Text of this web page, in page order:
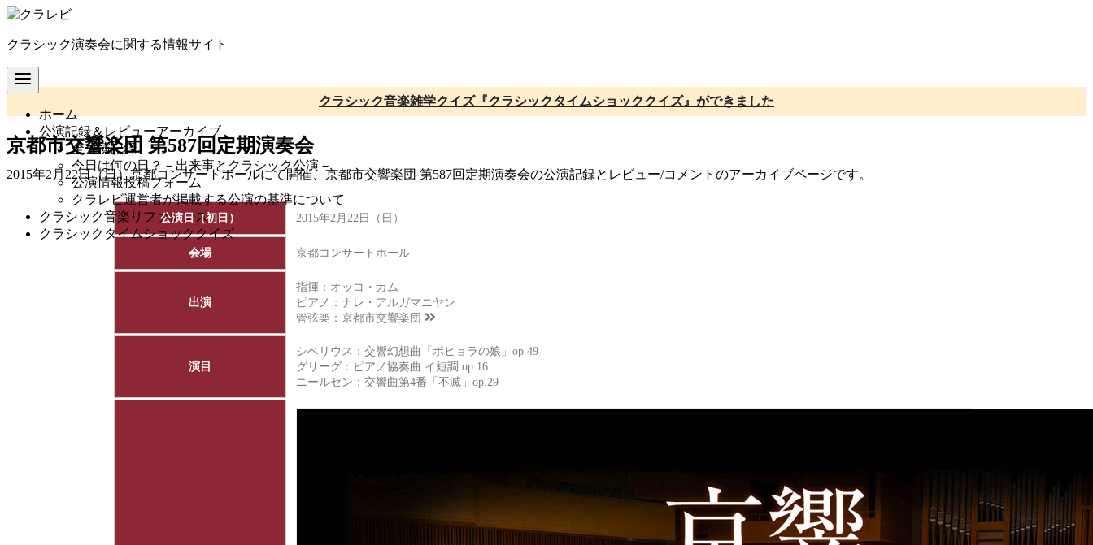
コ
テ
ン
ツ
移
動
クラシック演奏会に関する情報サイト
ホーム
公演記録＆レビューアーカイブ
全公演記録
今日は何の日？－出来事とクラシック公演－
公演情報投稿フォーム
クラレビ運営者が掲載する公演の基準について
クラシック音楽リファレンス
クラシックタイムショッククイズ
クラシック音楽雑学クイズ『クラシックタイムショッククイズ』ができました
京都市交響楽団 第587回定期演奏会
2015年2月22日（日）京都コンサートホールにて開催、京都市交響楽団 第587回定期演奏会の公演記録とレビュー/コメントのアーカイブページです。
公演日（初日） 2015年2月22日（日）
会場 京都コンサートホール
出演
指揮：オッコ・カム
ピアノ：ナレ・アルガマニヤン
管弦楽： 京都市交響楽団
演目
シベリウス：交響幻想曲「ポヒョラの娘」op.49
グリーグ：ピアノ協奏曲 イ短調 op.16
ニールセン：交響曲第4番「不滅」op.29